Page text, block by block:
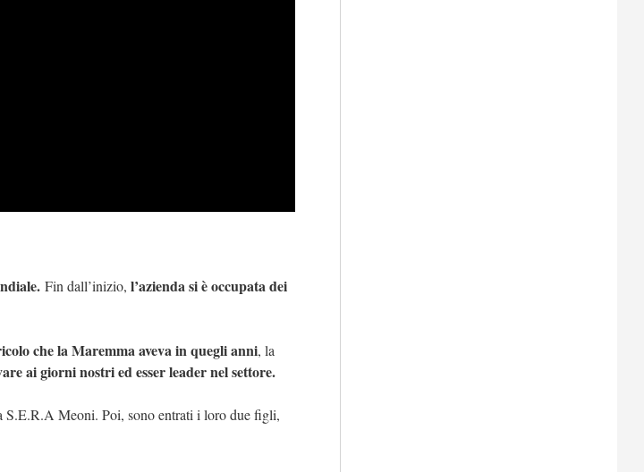
Fin dall’inizio, l’azienda si è occupata dei
che la Maremma aveva in quegli anni, la
ai giorni nostri ed esser leader nel settore.
S.E.R.A Meoni. Poi, sono entrati i loro due figli,